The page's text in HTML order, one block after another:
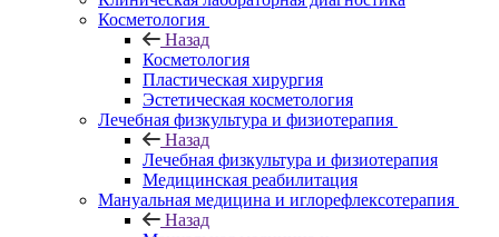
Косметология
Назад
Косметология
Пластическая хирургия
Эстетическая косметология
Лечебная физкультура и физиотерапия
Назад
Лечебная физкультура и физиотерапия
Медицинская реабилитация
Мануальная медицина и иглорефлексотерапия
Назад